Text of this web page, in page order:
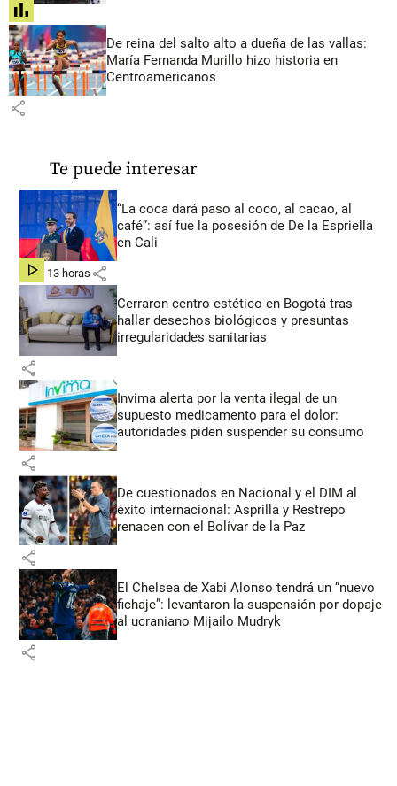
share
De reina del salto alto a dueña de las vallas:
María Fernanda Murillo hizo historia en
Centroamericanos
share
Te puede interesar
“La coca dará paso al coco, al cacao, al
café”: así fue la posesión de De la Espriella
en Cali
hace 13 horas share
Cerraron centro estético en Bogotá tras
hallar desechos biológicos y presuntas
irregularidades sanitarias
share
Invima alerta por la venta ilegal de un
supuesto medicamento para el dolor:
autoridades piden suspender su consumo
share
De cuestionados en Nacional y el DIM al
éxito internacional: Asprilla y Restrepo
renacen con el Bolívar de la Paz
share
El Chelsea de Xabi Alonso tendrá un “nuevo
fichaje”: levantaron la suspensión por dopaje
al ucraniano Mijailo Mudryk
share